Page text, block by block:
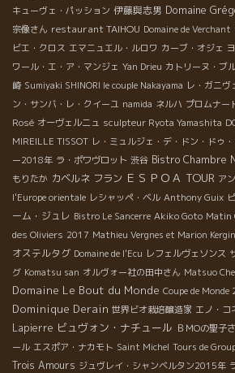
キューヴェ・パッション 伊藤與志男 Domaine
宗像さん restaurant TAIHOU Domaine de Verchant
ビエ・クロス エマニュエル・ルロワ カーブ・オジェ
ワール・エ・ア・マンジェ Yan Drieu カトリーヌ・ブ
崎 Sumiyaki SHINORI le couple Nakayama レ・ガニヴ
ン・サンバ・レ・クイーユ namida ネルハ プロムナー
Rosé オーヴェルニュ sculpteur Ryota Yamashita
MIREILLE TISSOT レ・ミュルジェ・デ・ドン・ドゥ
ー2018年 ラ・ポワヴロット 渋谷 Bistro Chambre
もりたか カベルネ フラン ＥＳＰＯＡ TOUR ア
l'Europe orientale レシャッペ・ベル Anthony Guix
ーム・ジュレ Bistro Le Sancerre Akiko Goto Matin
des Oliviers 2017 Mathieu Vergnes et Marion
オステルタグ Domaine de l'Ecu レフェルヴェソンス
グ Komatsu san オルヴォー社の田中さん Matsuo
Domaine Le Bout du Monde Coupe de Monde
Dominique Derain 世界ビオ栽培醸造家 エノ・コ
Lapierre ビュヴォン・ナチュール ＢＭОの聖子
ール エスポア・ナカモト Saint Michel Tours de
Trois Amours ジュヴレイ・シャンベルタン2015年